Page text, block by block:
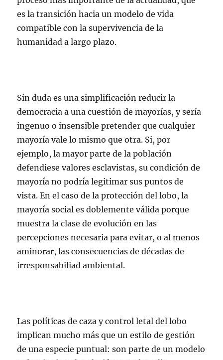
es la transición hacia un modelo de vida
compatible con la supervivencia de la
humanidad a largo plazo.
Sin duda es una simplificación reducir la
democracia a una cuestión de mayorías, y sería
ingenuo o insensible pretender que cualquier
mayoría vale lo mismo que otra. Si, por
ejemplo, la mayor parte de la población
defendiese valores esclavistas, su condición de
mayoría no podría legitimar sus puntos de
vista. En el caso de la protección del lobo, la
mayoría social es doblemente válida porque
muestra la clase de evolución en las
percepciones necesaria para evitar, o al menos
aminorar, las consecuencias de décadas de
irresponsabiliad ambiental.
Las políticas de caza y control letal del lobo
implican mucho más que un estilo de gestión
de una especie puntual: son parte de un modelo